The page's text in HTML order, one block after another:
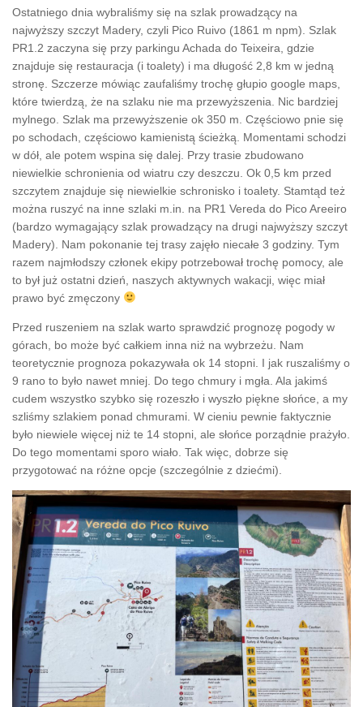
Ostatniego dnia wybraliśmy się na szlak prowadzący na
najwyższy szczyt Madery, czyli Pico Ruivo (1861 m npm). Szlak
PR1.2 zaczyna się przy parkingu Achada do Teixeira, gdzie
znajduje się restauracja (i toalety) i ma długość 2,8 km w jedną
stronę. Szczerze mówiąc zaufaliśmy trochę głupio google maps,
które twierdzą, że na szlaku nie ma przewyższenia. Nic bardziej
mylnego. Szlak ma przewyższenie ok 350 m. Częściowo pnie się
po schodach, częściowo kamienistą ścieżką. Momentami schodzi
w dół, ale potem wspina się dalej. Przy trasie zbudowano
niewielkie schronienia od wiatru czy deszczu. Ok 0,5 km przed
szczytem znajduje się niewielkie schronisko i toalety. Stamtąd też
można ruszyć na inne szlaki m.in. na PR1 Vereda do Pico Areeiro
(bardzo wymagający szlak prowadzący na drugi najwyższy szczyt
Madery). Nam pokonanie tej trasy zajęło niecałe 3 godziny. Tym
razem najmłodszy członek ekipy potrzebował trochę pomocy, ale
to był już ostatni dzień, naszych aktywnych wakacji, więc miał
prawo być zmęczony
Przed ruszeniem na szlak warto sprawdzić prognozę pogody w
górach, bo może być całkiem inna niż na wybrzeżu. Nam
teoretycznie prognoza pokazywała ok 14 stopni. I jak ruszaliśmy o
9 rano to było nawet mniej. Do tego chmury i mgła. Ala jakimś
cudem wszystko szybko się rozeszło i wyszło piękne słońce, a my
szliśmy szlakiem ponad chmurami. W cieniu pewnie faktycznie
było niewiele więcej niż te 14 stopni, ale słońce porządnie prażyło.
Do tego momentami sporo wiało. Tak więc, dobrze się
przygotować na różne opcje (szczególnie z dziećmi).